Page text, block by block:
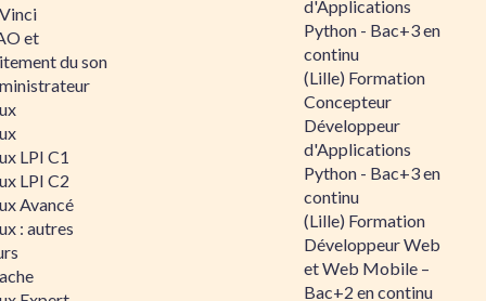
et
du son
LPI C1
LPI C2
Avancé
: autres
d'Applications
Python - Bac+3 en
continu
(Lille) Formation
Concepteur
Développeur
d'Applications
Python - Bac+3 en
continu
(Lille) Formation
Développeur Web
et Web Mobile –
Bac+2 en continu